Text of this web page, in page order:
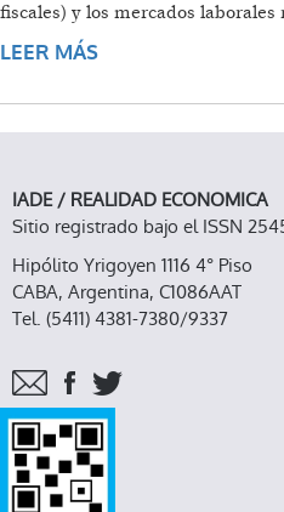
fiscales) y los mercados
LEER MÁS
IADE / REALIDAD ECONOMICA
Sitio registrado bajo el ISSN
Hipólito Yrigoyen 1116 4° Piso
CABA, Argentina, C1086AAT
Tel. (5411) 4381-7380/9337